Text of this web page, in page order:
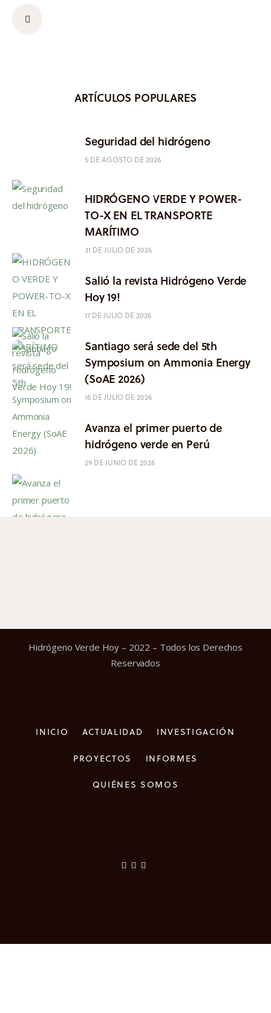
ARTÍCULOS POPULARES
Seguridad del hidrógeno
5 DE AGOSTO DE 2026
HIDRÓGENO VERDE Y POWER-
TO-X EN EL TRANSPORTE
MARÍTIMO
31 DE JULIO DE 2026
Salió la revista Hidrógeno Verde
Hoy 19!
17 DE JULIO DE 2026
Santiago será sede del 5th
Symposium on Ammonia Energy
(SoAE 2026)
16 DE JULIO DE 2026
Avanza el primer puerto de
hidrógeno verde en Perú
29 DE JUNIO DE 2026
Hidrógeno Verde Hoy – 2022 – Todos los Derechos
Reservados
INICIO ACTUALIDAD INVESTIGACIÓN
PROYECTOS INFORMES
QUIÉNES SOMOS